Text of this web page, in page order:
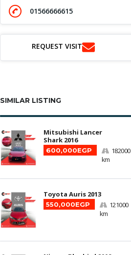
01566666615
REQUEST VISIT
SIMILAR LISTING
Mitsubishi Lancer
Shark 2016
600,000EGP
182000
km
Toyota Auris 2013
550,000EGP
121000
km